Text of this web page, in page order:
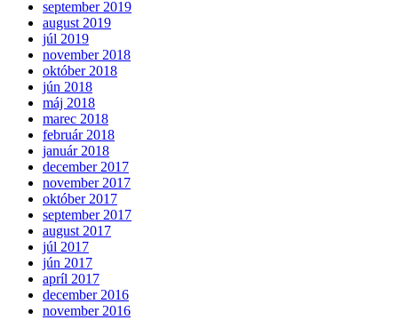
september 2019
august 2019
júl 2019
november 2018
október 2018
jún 2018
máj 2018
marec 2018
február 2018
január 2018
december 2017
november 2017
október 2017
september 2017
august 2017
júl 2017
jún 2017
apríl 2017
december 2016
november 2016